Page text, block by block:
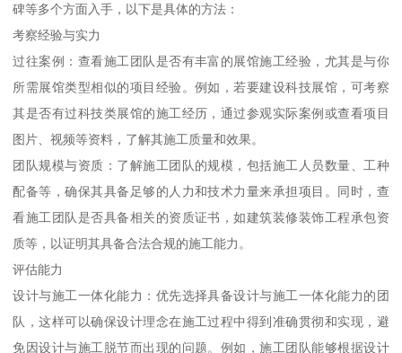
碑等多个方面入手，以下是具体的方法：
考察经验与实力
过往案例：查看施工团队是否有丰富的展馆施工经验，尤其是与你
所需展馆类型相似的项目经验。例如，若要建设科技展馆，可考察
其是否有过科技类展馆的施工经历，通过参观实际案例或查看项目
图片、视频等资料，了解其施工质量和效果。
团队规模与资质：了解施工团队的规模，包括施工人员数量、工种
配备等，确保其具备足够的人力和技术力量来承担项目。同时，查
看施工团队是否具备相关的资质证书，如建筑装修装饰工程承包资
质等，以证明其具备合法合规的施工能力。
评估能力
设计与施工一体化能力：优先选择具备设计与施工一体化能力的团
队，这样可以确保设计理念在施工过程中得到准确贯彻和实现，避
免因设计与施工脱节而出现的问题。例如，施工团队能够根据设计